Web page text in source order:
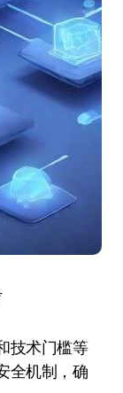
技术门槛等
全机制，确